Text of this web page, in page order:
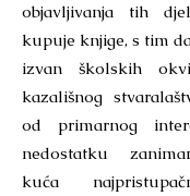
objavljivanja tih
kupuje knjige, s tim
izvan školskih
kazališnog
od primarnog
nedostatku
kuća